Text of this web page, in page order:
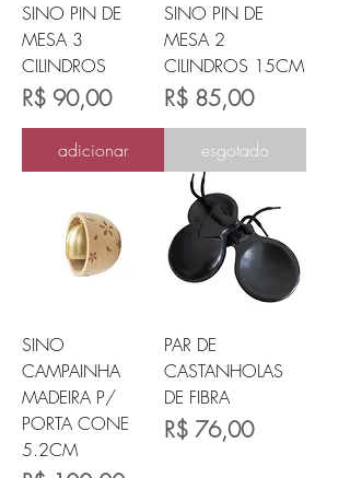
SINO PIN DE
MESA 3
CILINDROS
Preço
R$ 90,00
adicionar
SINO PIN DE
MESA 2
CILINDROS 15CM
Preço
R$ 85,00
esgotado
SINO
CAMPAINHA
MADEIRA P/
PORTA CONE
5.2CM
PAR DE
CASTANHOLAS
DE FIBRA
Preço
R$ 76,00